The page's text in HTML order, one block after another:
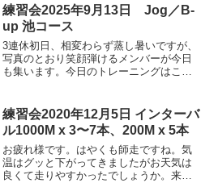
催され、来週日曜日に...
練習会2025年9月13日 Jog／B-
up 池コース
3連休初日、相変わらず蒸し暑いですが、
写真のとおり笑顔弾けるメンバーが今日
も集います。今日のトレーニングはこの
でタフなコースですが、全て不整地なの
で着地の負荷は...
練習会2020年12月5日 インターバ
ル1000M x 3〜7本、200M x 5本
お疲れ様です。はやくも師走ですね。気
温はグッと下がってきましたがお天気は
良くて走りやすかったでしょうか。来週